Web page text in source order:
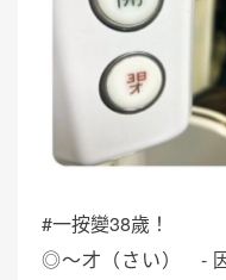
#一按變38歲！
◎〜才（さい） -